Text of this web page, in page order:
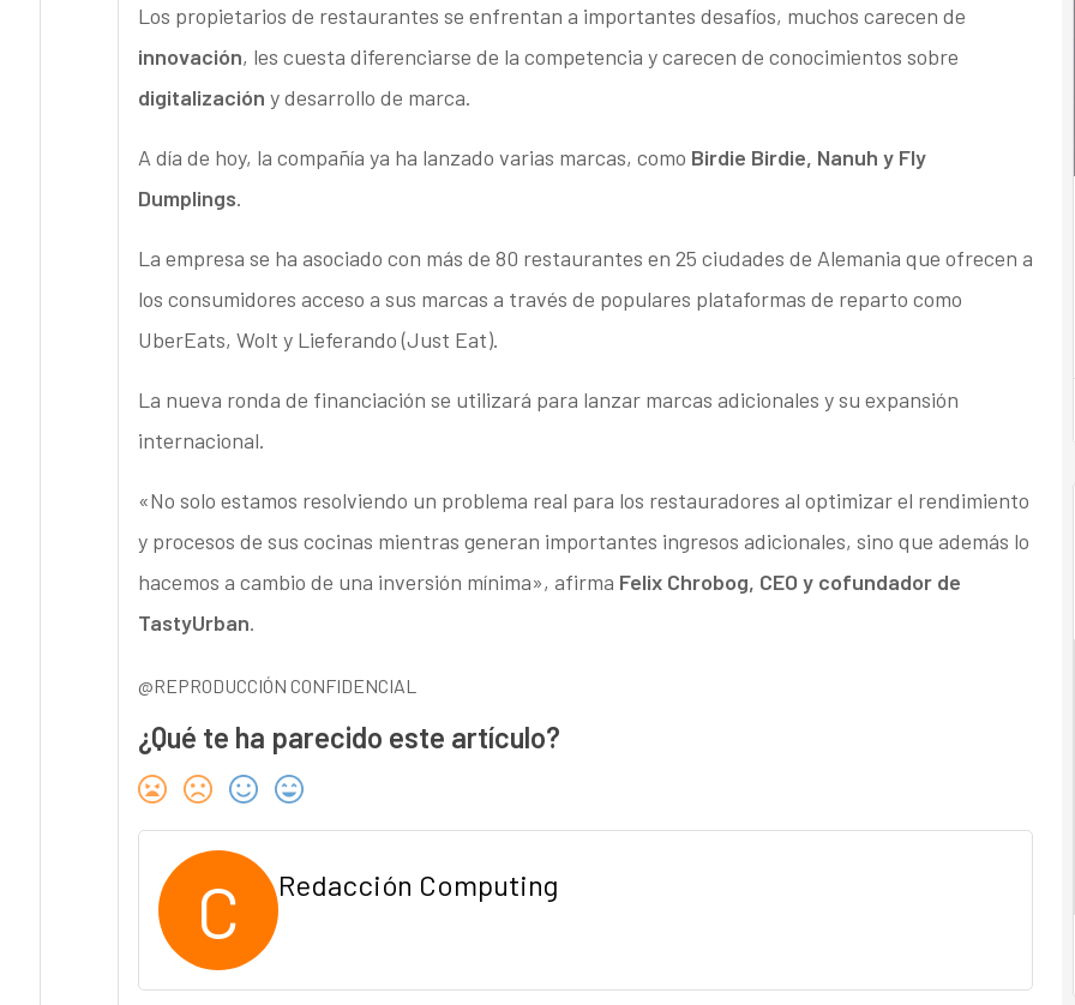
Los propietarios de restaurantes se enfrentan a importantes desafíos, muchos carecen de
innovación, les cuesta diferenciarse de la competencia y carecen de conocimientos sobre
digitalización y desarrollo de marca.
A día de hoy, la compañía ya ha lanzado varias marcas, como Birdie Birdie, Nanuh y Fly
Dumplings.
La empresa se ha asociado con más de 80 restaurantes en 25 ciudades de Alemania que ofrecen a
los consumidores acceso a sus marcas a través de populares plataformas de reparto como
UberEats, Wolt y Lieferando (Just Eat).
La nueva ronda de financiación se utilizará para lanzar marcas adicionales y su expansión
internacional.
«No solo estamos resolviendo un problema real para los restauradores al optimizar el rendimiento
y procesos de sus cocinas mientras generan importantes ingresos adicionales, sino que además lo
hacemos a cambio de una inversión mínima», afirma Felix Chrobog, CEO y cofundador de
TastyUrban.
@REPRODUCCIÓN CONFIDENCIAL
¿Qué te ha parecido este artículo?
C Redacción Computing